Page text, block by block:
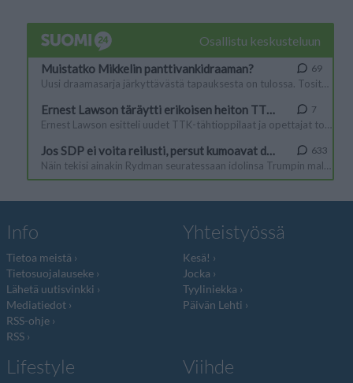
Info
Tietoa meistä
Tietosuojalauseke
Lähetä uutisvinkki
Mediatiedot
RSS-ohje
RSS
Yhteistyössä
Kesä!
Jocka
Tyyliniekka
Päivän Lehti
Lifestyle Viihde